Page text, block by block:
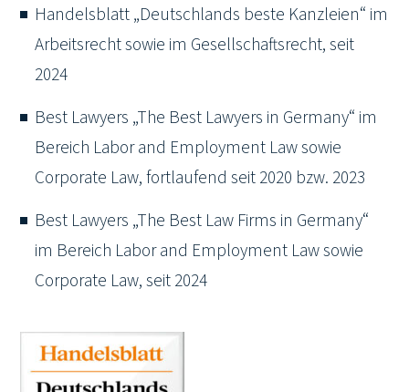
Handelsblatt „Deutschlands beste Kanzleien“ im
Arbeitsrecht sowie im Gesellschaftsrecht, seit
2024
Best Lawyers „The Best Lawyers in Germany“ im
Bereich Labor and Employment Law sowie
Corporate Law, fortlaufend seit 2020 bzw. 2023
Best Lawyers „The Best Law Firms in Germany“
im Bereich Labor and Employment Law sowie
Corporate Law, seit 2024